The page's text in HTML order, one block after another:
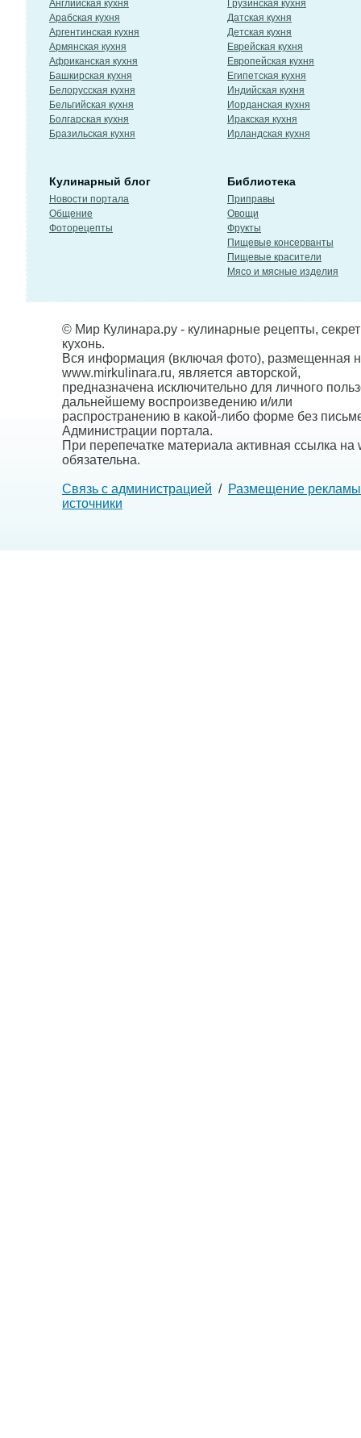
Английская кухня
Арабская кухня
Аргентинская кухня
Армянская кухня
Африканская кухня
Башкирская кухня
Белорусская кухня
Бельгийская кухня
Болгарская кухня
Бразильская кухня
Грузинская кухня
Датская кухня
Детская кухня
Еврейская кухня
Европейская кухня
Египетская кухня
Индийская кухня
Иорданская кухня
Иракская кухня
Ирландская кухня
Кулинарный блог
Новости портала
Общение
Фоторецепты
Библиотека
Приправы
Овощи
Фрукты
Пищевые консерванты
Пищевые красители
Мясо и мясные изделия
© Мир Кулинара.ру - кулинарные рецепты,
кухонь.
Вся информация (включая фото), размещенная
www.mirkulinara.ru, является авторской,
предназначена исключительно для личного
дальнейшему воспроизведению и/или
распространению в какой-либо форме без
Администрации портала.
При перепечатке материала активная ссылка на
обязательна.
Связь с администрацией / Размещение рекламы
источники